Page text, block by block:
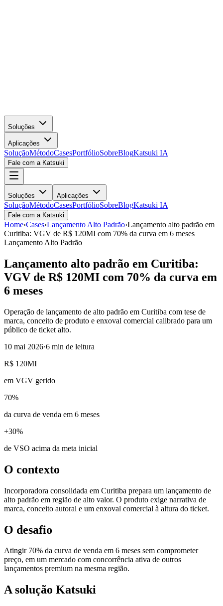
Soluções
Aplicações
SoluçãoMétodoCasesPortfólioSobreBlogKatsuki IA
Fale com a Katsuki
Soluções Aplicações
SoluçãoMétodoCasesPortfólioSobreBlogKatsuki IA
Fale com a Katsuki
Home›Cases›Lançamento Alto Padrão›Lançamento alto padrão em
Curitiba: VGV de R$ 120MI com 70% da curva em 6 meses
Lançamento Alto Padrão
Lançamento alto padrão em Curitiba:
VGV de R$ 120MI com 70% da curva em
6 meses
Operação de lançamento de alto padrão em Curitiba com tese de
marca, conceito de produto e enxoval comercial calibrado para um
público de ticket alto.
10 mai 2026·6 min de leitura
R$ 120MI
em VGV gerido
70%
da curva de venda em 6 meses
+30%
de VSO acima da meta inicial
O contexto
Incorporadora consolidada em Curitiba prepara um lançamento de
alto padrão em região de alto valor. O produto exige narrativa de
marca, conceito autoral e um enxoval comercial à altura do ticket.
O desafio
Atingir 70% da curva de venda em 6 meses sem comprometer
preço, em um mercado com concorrência ativa de outros
lançamentos premium na mesma região.
A solução Katsuki